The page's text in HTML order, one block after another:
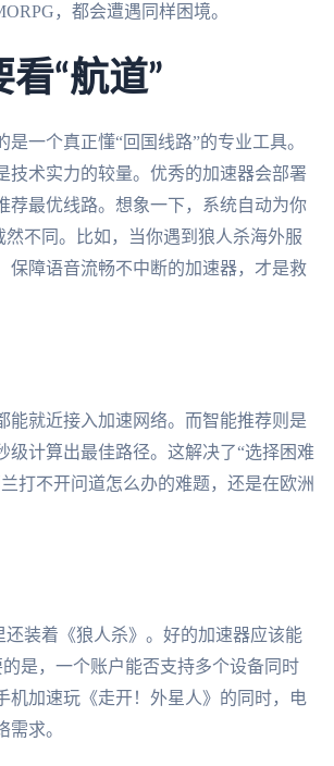
，都会遭遇同样困境。
“航道”
一个真正懂“回国线路”的专业工具。
技术实力的较量。优秀的加速器会部署
荐最优线路。想象一下，系统自动为你
不同。比如，当你遇到狼人杀海外服
保障语音流畅不中断的加速器，才是救
能就近接入加速网络。而智能推荐则是
计算出最佳路径。这解决了“选择困难
打不开问道怎么办的难题，还是在欧洲
装着《狼人杀》。好的加速器应该能
是，一个账户能否支持多个设备同时
机加速玩《走开！外星人》的同时，电
求。